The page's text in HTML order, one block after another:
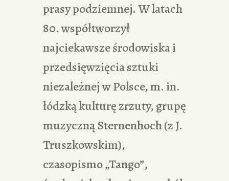
prasy podziemnej. W latach
80. współtworzył
najciekawsze środowiska i
przedsięwzięcia sztuki
niezależnej w Polsce, m. in.
łódzką kulturę zrzuty, grupę
muzyczną Sternenhoch (z J.
Truszkowskim),
czasopismo „Tango”,